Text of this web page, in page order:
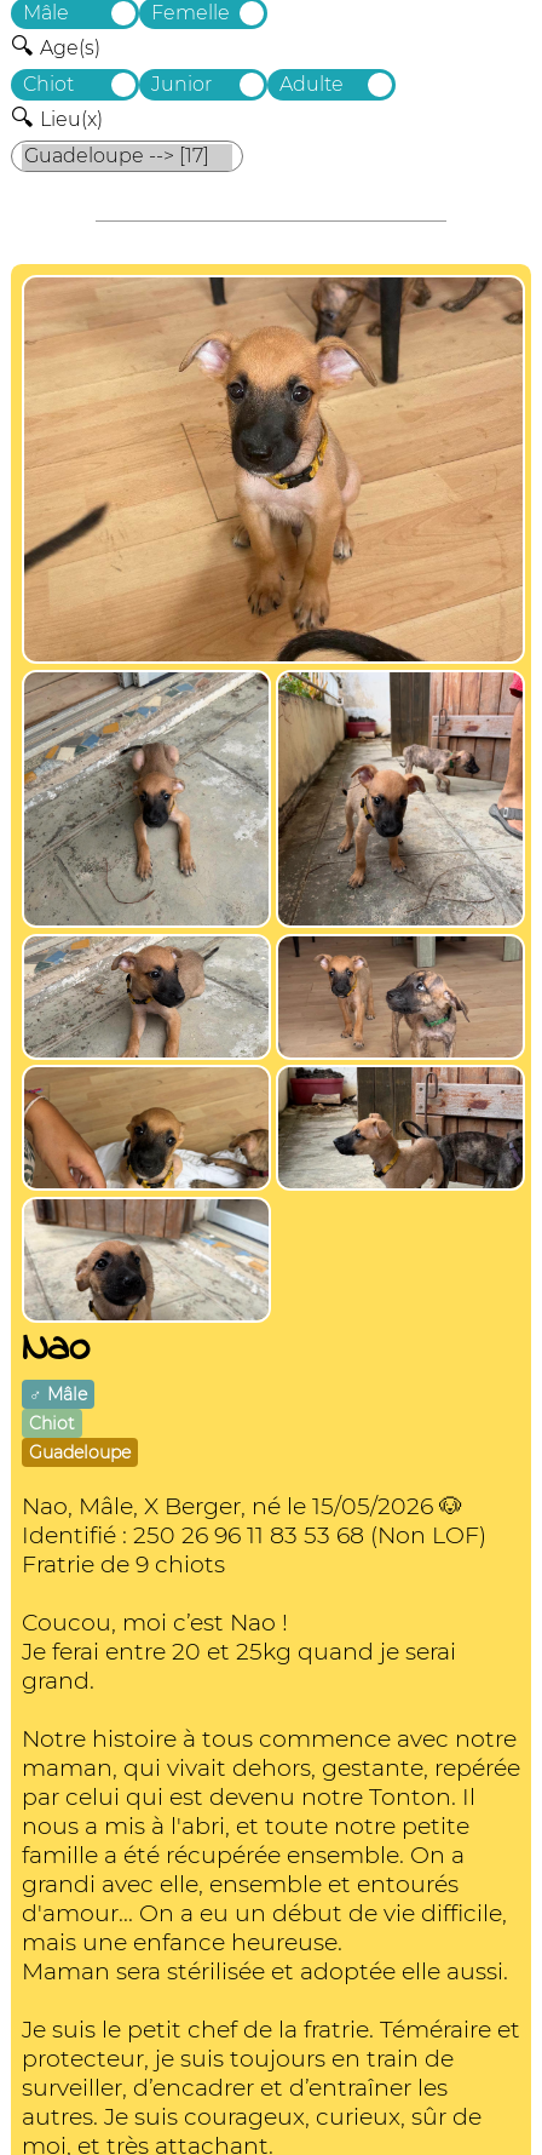
Mâle
Femelle
Age(s)
Chiot
Junior
Adulte
Lieu(x)
Nao
♂️ Mâle
Chiot
Guadeloupe
Nao, Mâle, X Berger, né le 15/05/2026 🐶
Identifié : 250 26 96 11 83 53 68 (Non LOF)
Fratrie de 9 chiots
Coucou, moi c’est Nao !
Je ferai entre 20 et 25kg quand je serai
grand.
Notre histoire à tous commence avec notre
maman, qui vivait dehors, gestante, repérée
par celui qui est devenu notre Tonton. Il
nous a mis à l'abri, et toute notre petite
famille a été récupérée ensemble. On a
grandi avec elle, ensemble et entourés
d'amour... On a eu un début de vie difficile,
mais une enfance heureuse.
Maman sera stérilisée et adoptée elle aussi.
Je suis le petit chef de la fratrie. Téméraire et
protecteur, je suis toujours en train de
surveiller, d’encadrer et d’entraîner les
autres. Je suis courageux, curieux, sûr de
moi, et très attachant.